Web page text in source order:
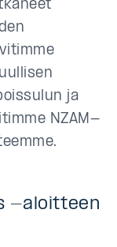
ja
NZAM-
-aloitteen